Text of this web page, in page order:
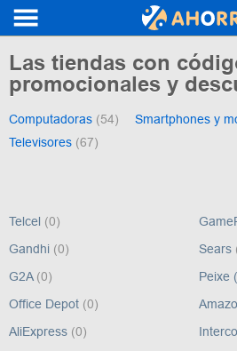
Las tiendas con
promocionales y
Computadoras (54) Smartphones y
Televisores (67)
Telcel (0)
Gandhi (0) Sears
G2A (0) Peixe
Office Depot (0)
AliExpress (0)